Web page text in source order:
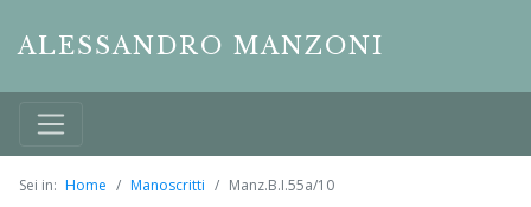
ALESSANDRO MANZONI
Sei in: Home Manoscritti Manz.B.I.55a/10